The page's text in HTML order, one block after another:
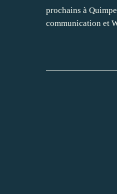
prochains à
communication et